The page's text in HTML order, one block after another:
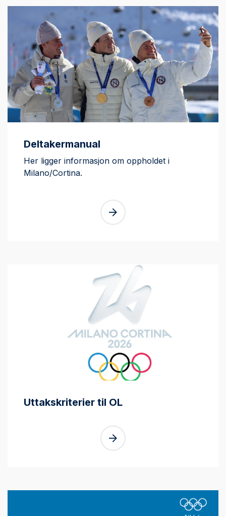
Deltakermanual
Her ligger informasjon om oppholdet i
Milano/Cortina.
Uttakskriterier til OL